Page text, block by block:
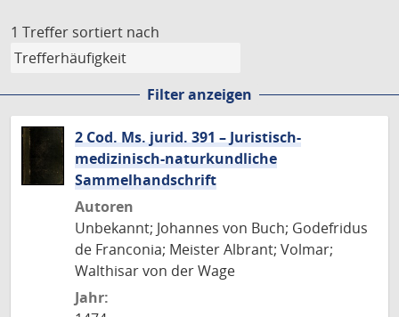
1 Treffer sortiert nach
Filter anzeigen
2 Cod. Ms. jurid. 391 – Juristisch-
medizinisch-naturkundliche
Sammelhandschrift
Autoren
Unbekannt; Johannes von Buch; Godefridus
de Franconia; Meister Albrant; Volmar;
Walthisar von der Wage
Jahr: